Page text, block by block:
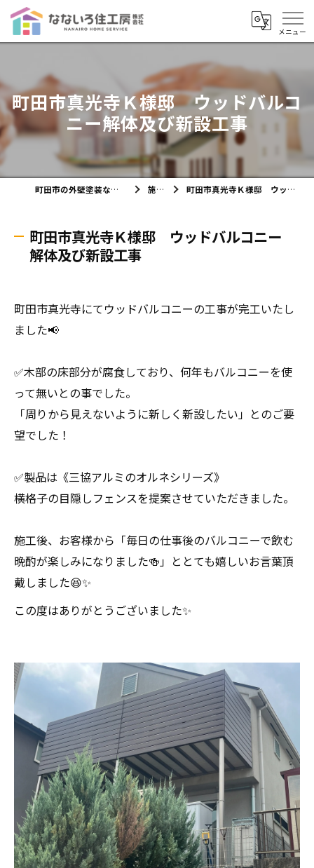
町田市真光寺Ｋ様邸 ウッドバルコ
ニー解体及び新設工事
町田市の外壁塗装ならなないろ住工房株式会社 施工実績 町田市真光寺Ｋ様邸 ウッドバルコニー解体及び新設工事
町田市真光寺Ｋ様邸 ウッドバルコニー
解体及び新設工事
町田市真光寺にてウッドバルコニーの工事が完工いたし
ました📢
✅木部の床部分が腐食しており、何年もバルコニーを使
って無いとの事でした。
「周りから見えないように新しく新設したい」とのご要
望でした！
✅製品は《三協アルミのオルネシリーズ》
横格子の目隠しフェンスを提案させていただきました。
施工後、お客様から「毎日の仕事後のバルコニーで飲む
晩酌が楽しみになりました🍻」ととても嬉しいお言葉頂
戴しました😆✨
この度はありがとうございました✨